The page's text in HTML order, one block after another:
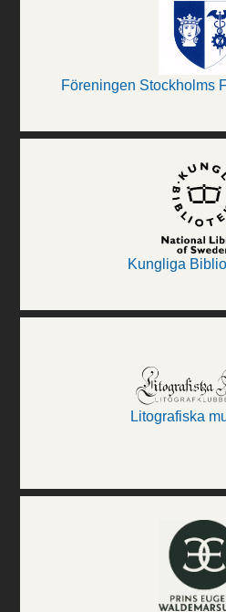
Föreningen Stockholms
Kungliga
Litografiska